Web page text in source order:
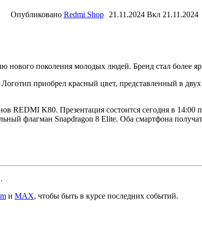
Опубликовано Redmi Shop 21.11.2024 Вкл 21.11.2024
нового поколения молодых людей. Бренд стал более
приобрел красный цвет, представленный в
REDMI K80. Презентация состоится сегодня в
флагман Snapdragon 8 Elite. Оба смартфона
и MAX, чтобы быть в курсе последних событий.